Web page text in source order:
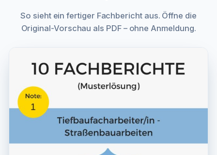
So sieht ein fertiger Fachbericht aus. Öffne die
Original-Vorschau als PDF – ohne Anmeldung.